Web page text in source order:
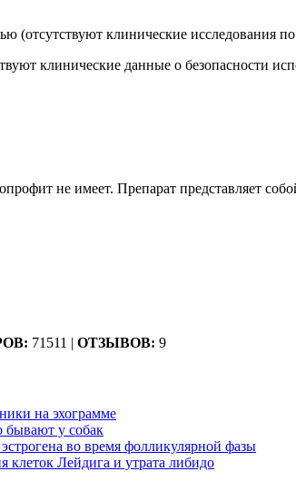
(отсутствуют клинические исследования по
клинические данные о безопасности
не имеет. Препарат представляет
71511 | ОТЗЫВОВ: 9
на эхограмме
бывают у собак
во время фолликулярной фазы
клеток Лейдига и утрата либидо